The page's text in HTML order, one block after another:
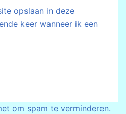
opslaan in deze
keer wanneer ik een
om spam te verminderen.